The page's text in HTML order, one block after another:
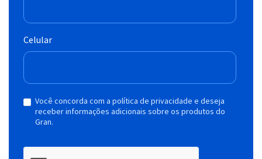
Celular
Você concorda com a política de privacidade e deseja
receber informações adicionais sobre os produtos do
Gran.